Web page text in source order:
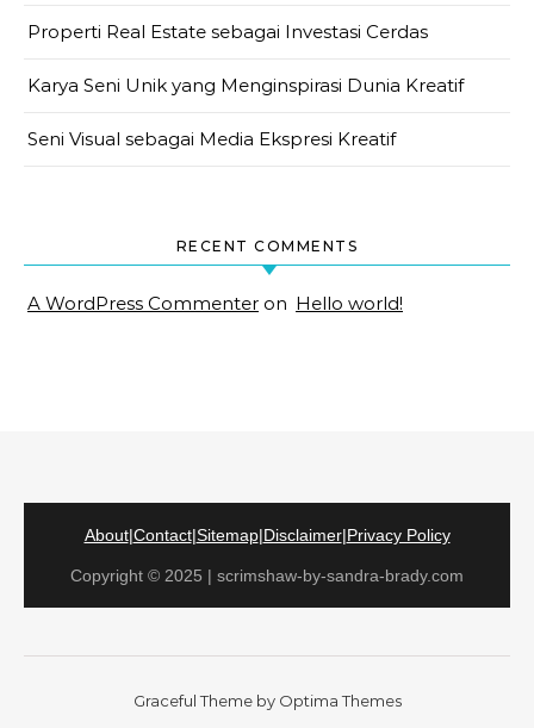
Properti Real Estate sebagai Investasi Cerdas
Karya Seni Unik yang Menginspirasi Dunia Kreatif
Seni Visual sebagai Media Ekspresi Kreatif
RECENT COMMENTS
A WordPress Commenter on Hello world!
About|Contact|Sitemap|Disclaimer|Privacy Policy
Copyright © 2025 | scrimshaw-by-sandra-brady.com
Graceful Theme by Optima Themes